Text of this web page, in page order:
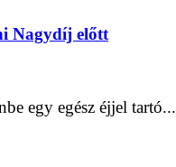
Nagydíj előtt
egy egész éjjel tartó...